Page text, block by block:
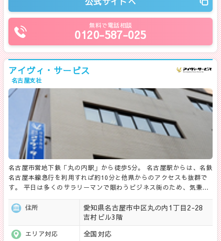
無料で電話相談
0120-587-025
アイヴィ・サービス
名古屋支社
名古屋市営地下鉄「丸の内駅」から徒歩5分。 名古屋駅からは、名鉄
名古屋本線急行を利用すれば約10分と他県からのアクセスも抜群で
す。 平日は多くのサラリーマンで賑わうビジネス街のため、気兼…
住所
愛知県名古屋市中区丸の内1丁目2-28
吉村ビル3階
エリア対応 全国対応